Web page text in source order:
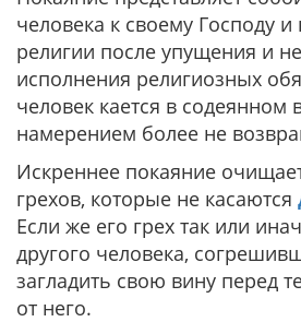
человека к своему Господу
религии после упущения и
исполнения религиозных
человек кается в содеянном
намерением более не
Искреннее покаяние
грехов, которые не касаются
Если же его грех так или
другого человека,
загладить свою вину перед
от него.